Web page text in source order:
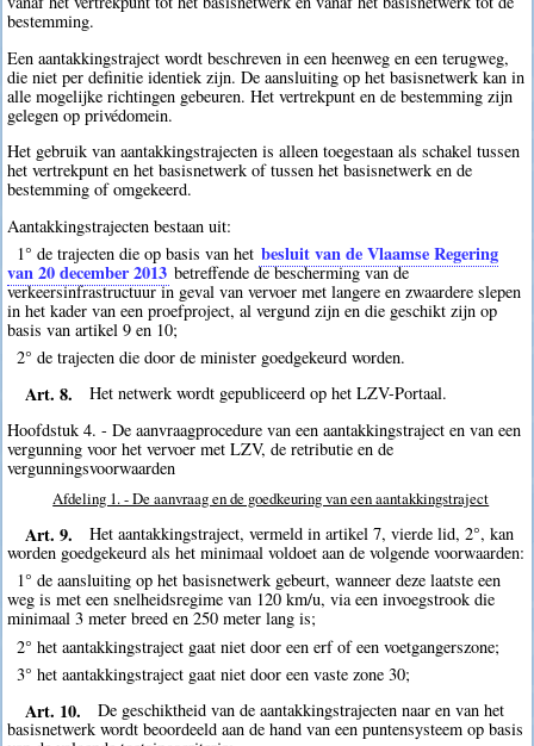
bestemming.
Een aantakkingstraject wordt beschreven in een heenweg en een terugweg,
die niet per definitie identiek zijn. De aansluiting op het basisnetwerk kan in
alle mogelijke richtingen gebeuren. Het vertrekpunt en de bestemming zijn
gelegen op privédomein.
Het gebruik van aantakkingstrajecten is alleen toegestaan als schakel tussen
het vertrekpunt en het basisnetwerk of tussen het basisnetwerk en de
bestemming of omgekeerd.
Aantakkingstrajecten bestaan uit:
1° de trajecten die op basis van het besluit van de Vlaamse Regering
van 20 december 2013 betreffende de bescherming van de
verkeersinfrastructuur in geval van vervoer met langere en zwaardere slepen
in het kader van een proefproject, al vergund zijn en die geschikt zijn op
basis van artikel 9 en 10;
2° de trajecten die door de minister goedgekeurd worden.
Art. 8.
Het netwerk wordt gepubliceerd op het LZV-Portaal.
Hoofdstuk 4. - De aanvraagprocedure van een aantakkingstraject en van een
vergunning voor het vervoer met LZV, de retributie en de
vergunningsvoorwaarden
Afdeling 1. - De aanvraag en de goedkeuring van een aantakkingstraject
Art. 9.
Het aantakkingstraject, vermeld in artikel 7, vierde lid, 2°, kan
worden goedgekeurd als het minimaal voldoet aan de volgende voorwaarden:
1° de aansluiting op het basisnetwerk gebeurt, wanneer deze laatste een
weg is met een snelheidsregime van 120 km/u, via een invoegstrook die
minimaal 3 meter breed en 250 meter lang is;
2° het aantakkingstraject gaat niet door een erf of een voetgangerszone;
3° het aantakkingstraject gaat niet door een vaste zone 30;
Art. 10.
De geschiktheid van de aantakkingstrajecten naar en van het
basisnetwerk wordt beoordeeld aan de hand van een puntensysteem op basis